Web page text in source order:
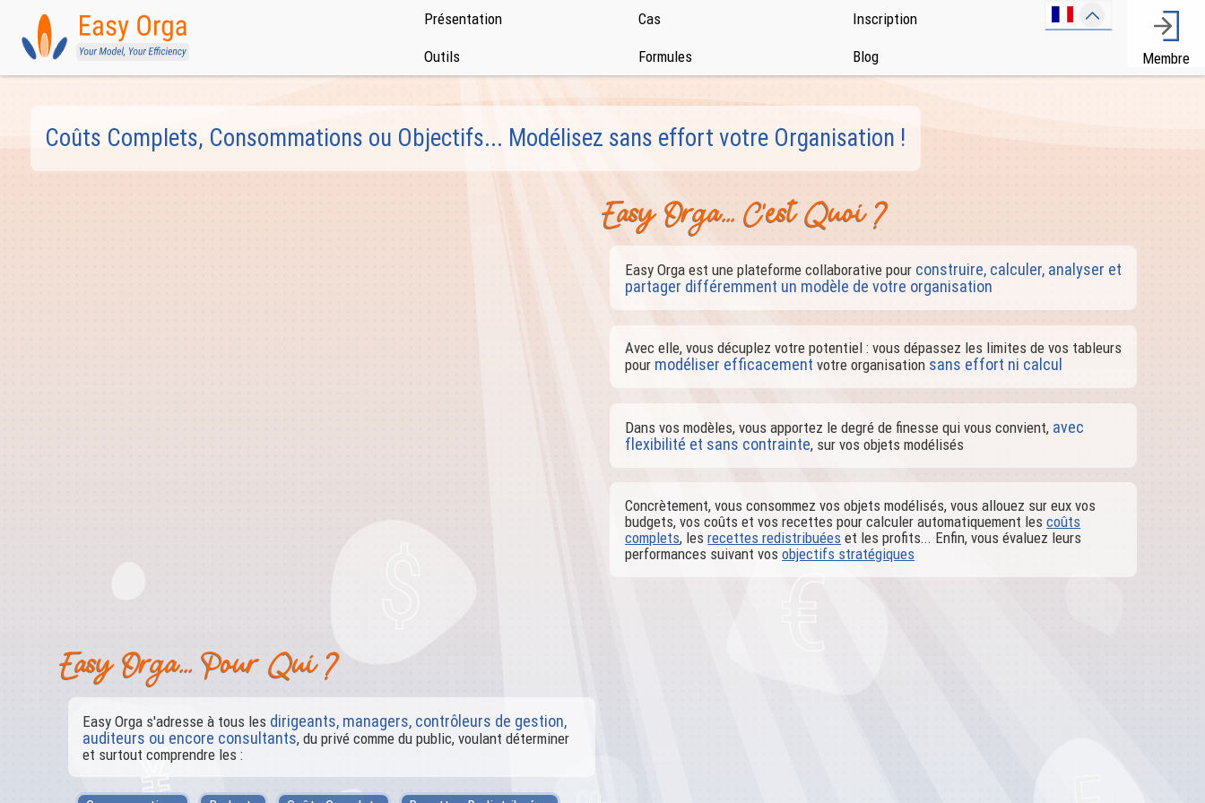
Présentation
Outils
Cas
Formules
Inscription
Blog Membre
Coûts Complets, Consommations ou Objectifs... Modélisez sans effort votre Organisation !
Easy Orga... C'est Quoi ?
Easy Orga est une plateforme collaborative pour construire, calculer, analyser et
partager différemment un modèle de votre organisation
Avec elle, vous décuplez votre potentiel : vous dépassez les limites de vos tableurs
pour modéliser efficacement votre organisation sans effort ni calcul
Dans vos modèles, vous apportez le degré de finesse qui vous convient, avec
flexibilité et sans contrainte, sur vos objets modélisés
Concrètement, vous consommez vos objets modélisés, vous allouez sur eux vos
budgets, vos coûts et vos recettes pour calculer automatiquement lescoûts
complets, lesrecettes redistribuées et les profits... Enfin, vous évaluez leurs
performances suivant vosobjectifs stratégiques
Easy Orga... Pour Qui ?
Easy Orga s'adresse à tous les dirigeants, managers, contrôleurs de gestion,
auditeurs ou encore consultants, du privé comme du public, voulant déterminer
et surtout comprendre les :